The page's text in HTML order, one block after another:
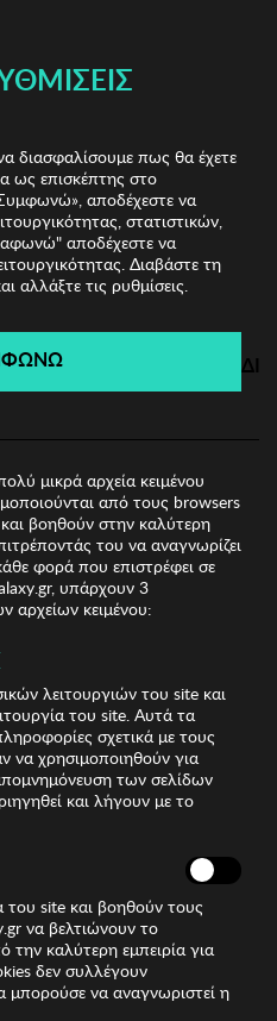
Ανδρικά Ρολόγια
Ανδρικό
00λεπτά 00δευτ.
διασφαλίσουμε πως θα έχετε
ως επισκέπτης στο
αποδέχεστε να
στατιστικών,
αποδέχεστε να
Διαβάστε τη
αλλάξτε τις ρυθμίσεις.
μικρά αρχεία κειμένου
από τους browsers
βοηθούν στην καλύτερη
του να αναγνωρίζει
φορά που επιστρέφει σε
υπάρχουν 3
αρχείων κειμένου:
λειτουργιών του site και
του site. Αυτά τα
σχετικά με τους
να χρησιμοποιηθούν για
των σελίδων
και λήγουν με το
site και βοηθούν τους
να βελτιώνουν το
την καλύτερη εμπειρία για
δεν συλλέγουν
μπορούσε να αναγνωριστεί η